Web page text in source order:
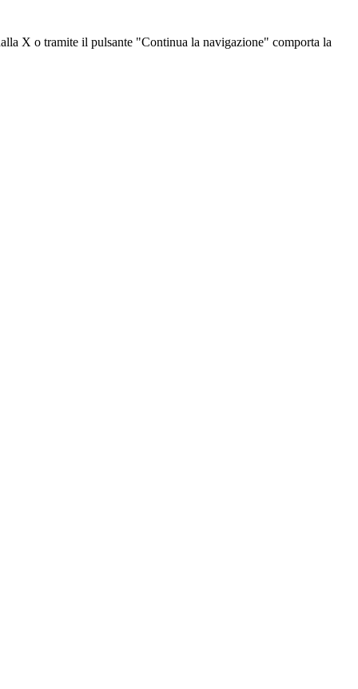
X o tramite il pulsante "Continua la navigazione" comporta la